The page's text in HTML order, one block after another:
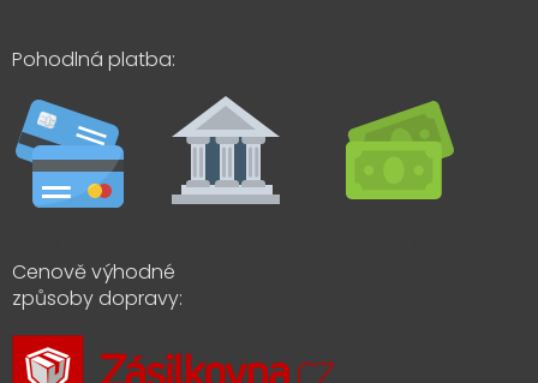
Pohodlná platba:
Cenově výhodné
způsoby dopravy: